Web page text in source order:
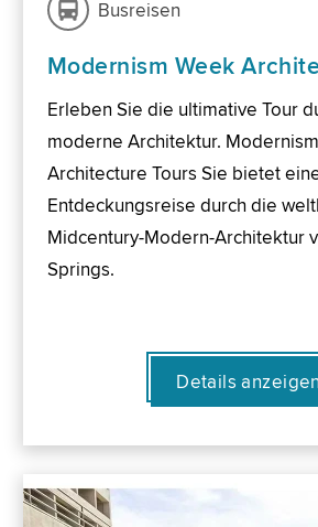
Busreisen
Modernism Week
Erleben Sie die ultimative Tour
moderne Architektur.
Architecture Tours Sie bietet
Entdeckungsreise durch die
Midcentury-Modern-Architektur
Springs.
Details anzeigen